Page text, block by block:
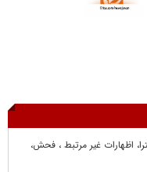
اظهارات غير مرتبط ، فحش،